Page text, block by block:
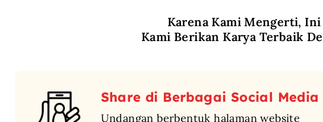
Karena Kami Mengerti, Ini
Kami Berikan Karya Terbaik
Share di Berbagai Social Media
Undangan berbentuk halaman website